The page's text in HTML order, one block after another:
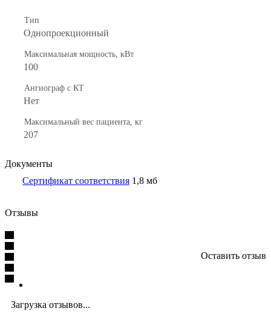
Тип
Однопроекционный
Максимальная мощность, кВт
100
Ангиограф с КТ
Нет
Максимальный вес пациента, кг
207
Документы
Сертификат соответствия 1,8 мб
Отзывы
Оставить отзыв
Загрузка отзывов...